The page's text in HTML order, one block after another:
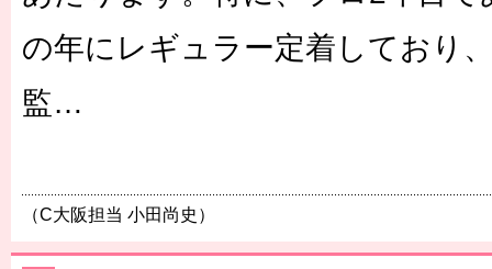
の年にレギュラー定着しており
監…
（C大阪担当 小田尚史）